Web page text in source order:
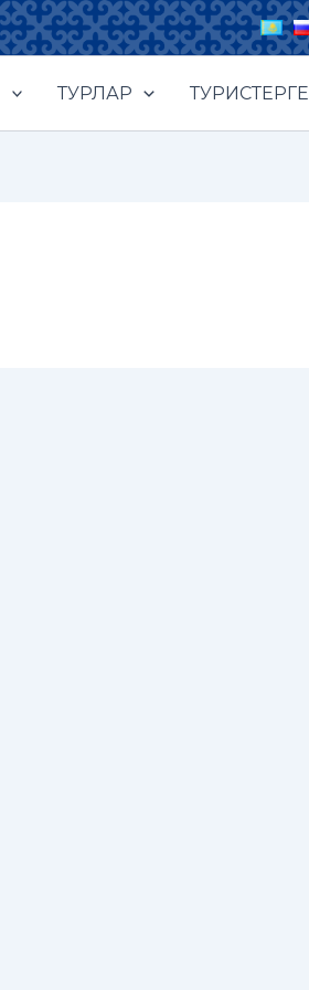
ТУРЛАР ТУРИСТЕРГЕ